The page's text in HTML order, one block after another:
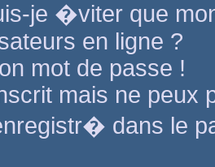
je �viter que
en ligne ?
mot de passe !
mais ne peux
dans le